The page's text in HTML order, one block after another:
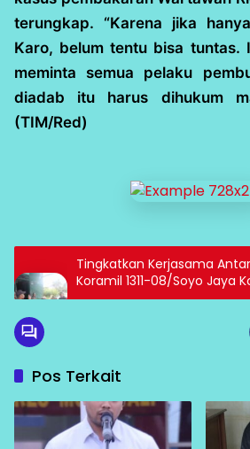
terungkap. “Karena jika
Karo, belum tentu bisa tuntas.
meminta semua pelaku
diadab itu harus dihukum
(TIM/Red)
Tingkatkan Kerjasama
Koramil 1311-08/Soyo Jaya
Masyarakat Desa Panca
Pos Terkait